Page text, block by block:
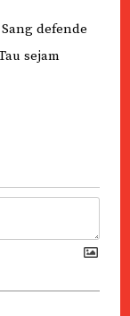
defende
sejam